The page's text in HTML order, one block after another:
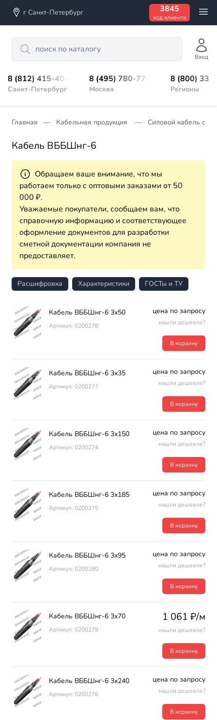
г Санкт-Петербург 3845
код клиента
Search
Вход
8 (812) 415-40-45
Санкт-Петербург
8 (495) 780-77-98
Москва
8 (800)
Регионы
Главная Кабельная продукция Силовой кабель с
Кабель ВББШнг-6
Обращаем ваше внимание, что мы
работаем только с оптовыми заказами от 50
000 ₽.
Уважаемые покупатели, сообщаем вам, что
справочную информацию и соответствующее
оформление документов для разработки
сметной документации компания не
предоставляет.
Расшифровка Характеристики ГОСТы и ТУ
Кабель ВББШнг-6 3х50
Артикул: 0200278
цена по запросу
нашли дешевле?
В корзину
Кабель ВББШнг-6 3х35
Артикул: 0200277
цена по запросу
нашли дешевле?
В корзину
Кабель ВББШнг-6 3х150
Артикул: 0200274
цена по запросу
нашли дешевле?
В корзину
Кабель ВББШнг-6 3х185
Артикул: 0200275
цена по запросу
нашли дешевле?
В корзину
Кабель ВББШнг-6 3х95
Артикул: 0200280
цена по запросу
нашли дешевле?
В корзину
Кабель ВББШнг-6 3х70
Артикул: 0200279
1 061 ₽/м
нашли дешевле?
В корзину
Кабель ВББШнг-6 3х240
Артикул: 0200276
цена по запросу
нашли дешевле?
В корзину